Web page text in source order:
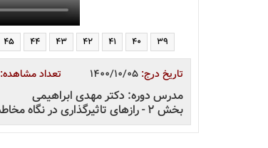
39
40
41
42
43
44
45
تاریخ درج: تعداد مشاهده:
مدرس دوره: دکتر مهدی ابراهیمی
بخش 2 - رازهای تاثیرگذاری در نگاه مخاطب